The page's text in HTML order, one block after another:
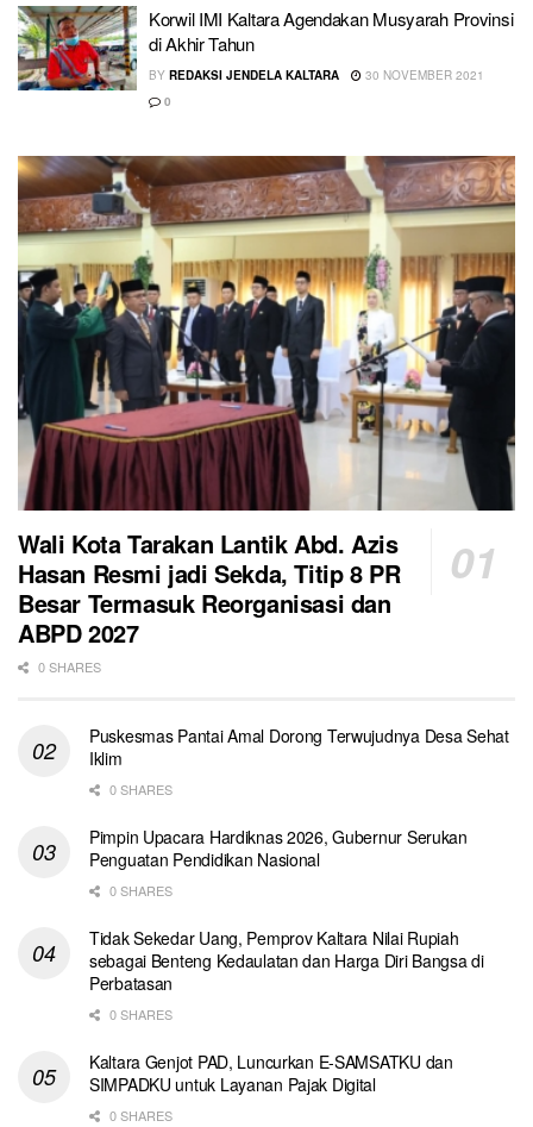
Korwil IMI Kaltara Agendakan Musyarah Provinsi
di Akhir Tahun
BY REDAKSI JENDELA KALTARA
30 NOVEMBER 2021
0
Wali Kota Tarakan Lantik Abd. Azis
Hasan Resmi jadi Sekda, Titip 8 PR
Besar Termasuk Reorganisasi dan
ABPD 2027
0 SHARES
Puskesmas Pantai Amal Dorong Terwujudnya Desa Sehat
Iklim
0 SHARES
Pimpin Upacara Hardiknas 2026, Gubernur Serukan
Penguatan Pendidikan Nasional
0 SHARES
Tidak Sekedar Uang, Pemprov Kaltara Nilai Rupiah
sebagai Benteng Kedaulatan dan Harga Diri Bangsa di
Perbatasan
0 SHARES
Kaltara Genjot PAD, Luncurkan E-SAMSATKU dan
SIMPADKU untuk Layanan Pajak Digital
0 SHARES